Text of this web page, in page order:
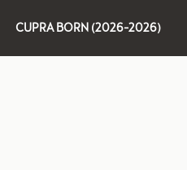
CUPRA BORN (2026-2026)